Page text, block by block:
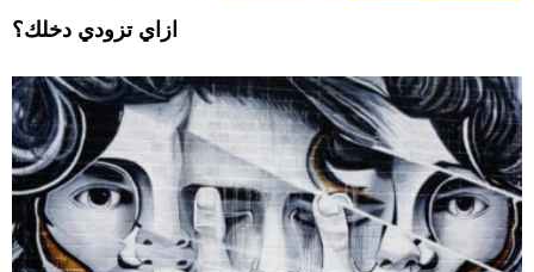
ازاي تزودي دخلك؟